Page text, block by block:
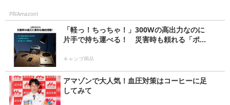
PR(Amazon)
「軽っ！ちっちゃ！」300Wの高出力なのに
片手で持ち運べる！ 災害時も頼れる「ポ...
キャンプ用品
アマゾンで大人気！血圧対策はコーヒーに足
してみて